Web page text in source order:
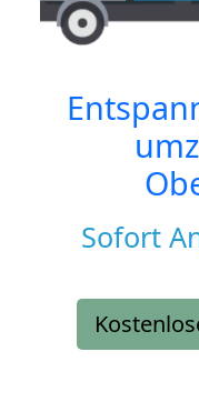
Sofort